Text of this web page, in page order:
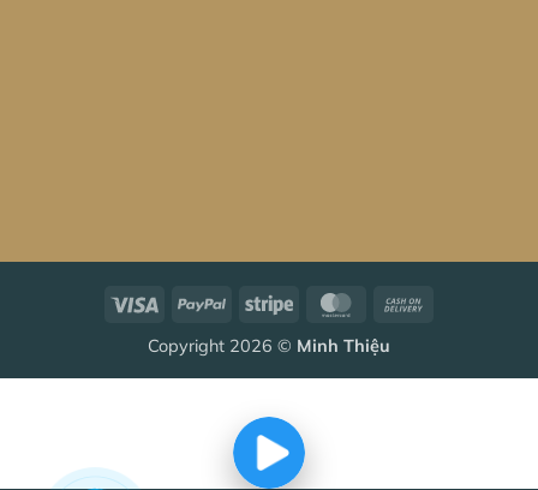
Visa PayPal Stripe MasterCard
Copyright 2026 © Minh Thiệu